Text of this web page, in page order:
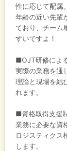
性に応じて配属。
年齢の近い先輩
ており、チーム
すいですよ！
■OJT研修によ
実際の業務を通
理論と現場を結
れます。
■資格取得支援
業務に必要な資
ロジスティクス
します。